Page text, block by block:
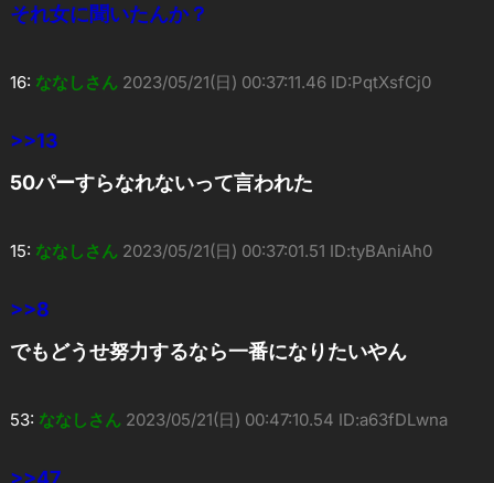
それ女に聞いたんか？
16: ななしさん 2023/05/21(日) 00:37:11.46 ID:PqtXsfCj0
>>13
50パーすらなれないって言われた
15: ななしさん 2023/05/21(日) 00:37:01.51 ID:tyBAniAh0
>>8
でもどうせ努力するなら一番になりたいやん
53: ななしさん 2023/05/21(日) 00:47:10.54 ID:a63fDLwna
>>47